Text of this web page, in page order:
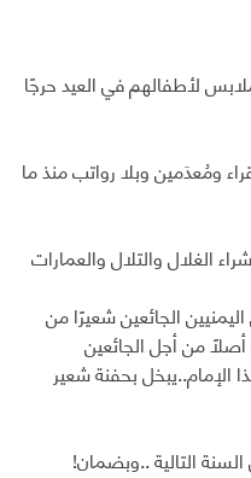
لأطفالهم في العيد حرجًا
ومُعدَمين وبلا رواتب منذ ما
الغلال والتلال والعمارات
الجائعين شعيرًا من
من أجل الجائعين
الإمام..يبخل بحفنة شعير
التالية ..وبضمان!